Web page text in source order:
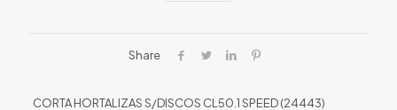
Share
CORTA HORTALIZAS S/DISCOS CL50.1 SPEED (24443)